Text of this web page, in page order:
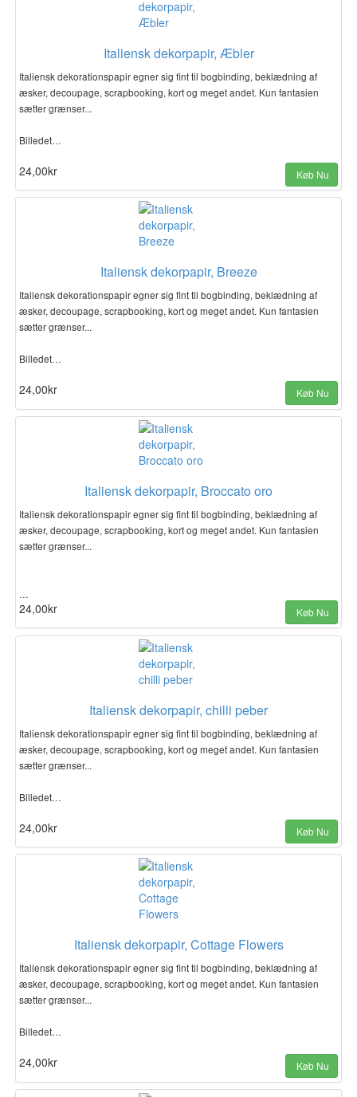
Italiensk dekorpapir, Æbler
Italiensk dekorationspapir egner sig fint til bogbinding, beklædning af
æsker, decoupage, scrapbooking, kort og meget andet. Kun fantasien
sætter grænser...
Billedet…
24,00kr Køb Nu
Italiensk dekorpapir, Breeze
Italiensk dekorationspapir egner sig fint til bogbinding, beklædning af
æsker, decoupage, scrapbooking, kort og meget andet. Kun fantasien
sætter grænser...
Billedet…
24,00kr Køb Nu
Italiensk dekorpapir, Broccato oro
Italiensk dekorationspapir egner sig fint til bogbinding, beklædning af
æsker, decoupage, scrapbooking, kort og meget andet. Kun fantasien
sætter grænser...
…
24,00kr Køb Nu
Italiensk dekorpapir, chilli peber
Italiensk dekorationspapir egner sig fint til bogbinding, beklædning af
æsker, decoupage, scrapbooking, kort og meget andet. Kun fantasien
sætter grænser...
Billedet…
24,00kr Køb Nu
Italiensk dekorpapir, Cottage Flowers
Italiensk dekorationspapir egner sig fint til bogbinding, beklædning af
æsker, decoupage, scrapbooking, kort og meget andet. Kun fantasien
sætter grænser...
Billedet…
24,00kr Køb Nu